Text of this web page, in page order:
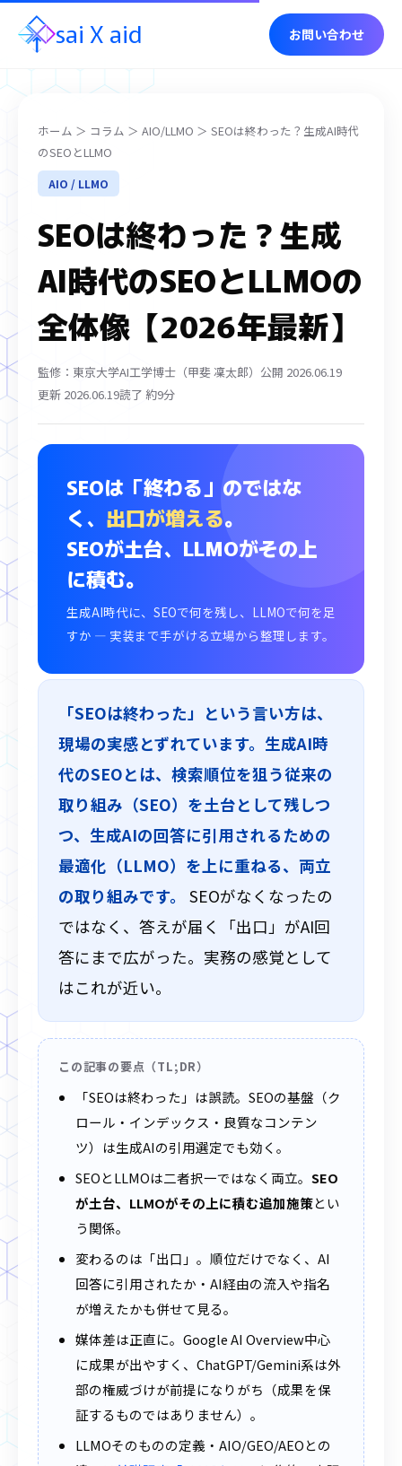
sai X aid お問い合わせ
ホーム ＞ コラム ＞ AIO/LLMO ＞ SEOは終わった？生成AI時代
のSEOとLLMO
AIO / LLMO
SEOは終わった？生成
AI時代のSEOとLLMOの
全体像【2026年最新】
監修：東京大学AI工学博士（甲斐 凜太郎） 公開 2026.06.19
更新 2026.06.19読了 約9分
SEOは「終わる」のではな
く、 出口が増える。
SEOが土台、LLMOがその上
に積む。
生成AI時代に、SEOで何を残し、LLMOで何を足
すか ― 実装まで手がける立場から整理します。
「SEOは終わった」という言い方は、
現場の実感とずれています。生成AI時
代のSEOとは、検索順位を狙う従来の
取り組み（SEO）を土台として残しつ
つ、生成AIの回答に引用されるための
最適化（LLMO）を上に重ねる、両立
の取り組みです。 SEOがなくなったの
ではなく、答えが届く「出口」がAI回
答にまで広がった。実務の感覚として
はこれが近い。
この記事の要点（TL;DR）
「SEOは終わった」は誤読。SEOの基盤（ク
ロール・インデックス・良質なコンテン
ツ）は生成AIの引用選定でも効く。
SEOとLLMOは二者択一ではなく両立。SEO
が土台、LLMOがその上に積む追加施策とい
う関係。
変わるのは「出口」。順位だけでなく、AI
回答に引用されたか・AI経由の流入や指名
が増えたかも併せて見る。
媒体差は正直に。Google AI Overview中心
に成果が出やすく、ChatGPT/Gemini系は外
部の権威づけが前提になりがち（成果を保
証するものではありません）。
LLMOそのものの定義・AIO/GEO/AEOとの